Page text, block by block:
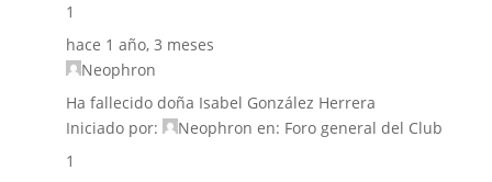
1
hace 1 año, 3 meses
Neophron
Ha fallecido doña Isabel González Herrera
Iniciado por:
Neophron en: Foro general del Club
1